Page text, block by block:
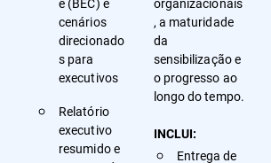
cenários
direcionado
s para
executivos
Relatório
executivo
resumido e
, a maturidade
da
sensibilização e
o progresso ao
longo do tempo.
INCLUI:
Entrega de